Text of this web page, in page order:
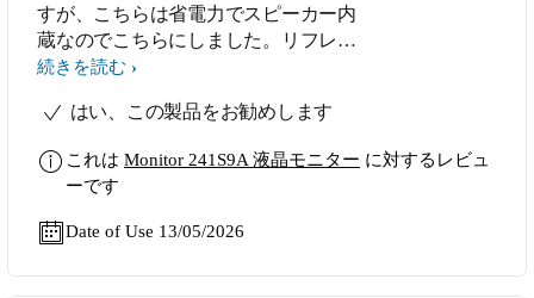
すが、こちらは省電力でスピーカー内
蔵なのでこちらにしました。リフレッ
シュレートはゲームをしない私だと
続きを読む
はい、この製品をお勧めします
これは Monitor 241S9A 液晶モニター に対するレビュ
ーです
Date of Use 13/05/2026